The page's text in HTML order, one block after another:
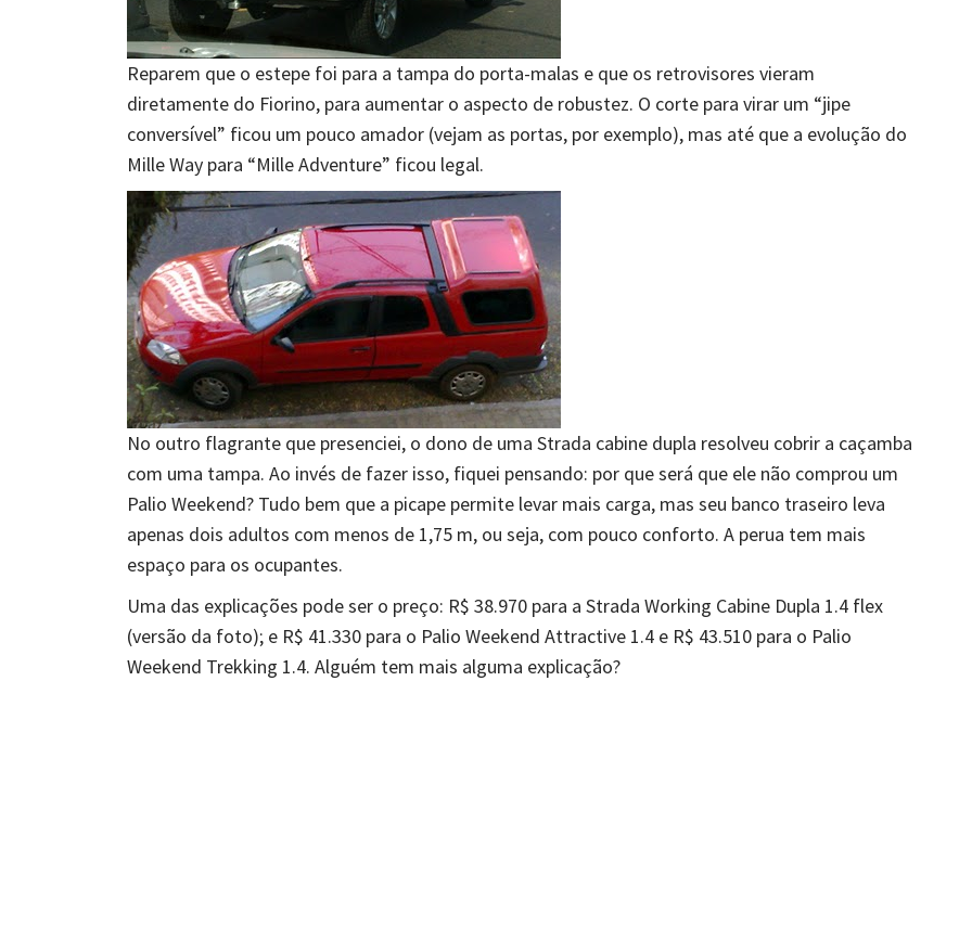
Reparem que o estepe foi para a tampa do porta-malas e que os retrovisores vieram
diretamente do Fiorino, para aumentar o aspecto de robustez. O corte para virar um “jipe
conversível” ficou um pouco amador (vejam as portas, por exemplo), mas até que a evolução do
Mille Way para “Mille Adventure” ficou legal.
No outro flagrante que presenciei, o dono de uma Strada cabine dupla resolveu cobrir a caçamba
com uma tampa. Ao invés de fazer isso, fiquei pensando: por que será que ele não comprou um
Palio Weekend? Tudo bem que a picape permite levar mais carga, mas seu banco traseiro leva
apenas dois adultos com menos de 1,75 m, ou seja, com pouco conforto. A perua tem mais
espaço para os ocupantes.
Uma das explicações pode ser o preço: R$ 38.970 para a Strada Working Cabine Dupla 1.4 flex
(versão da foto); e R$ 41.330 para o Palio Weekend Attractive 1.4 e R$ 43.510 para o Palio
Weekend Trekking 1.4. Alguém tem mais alguma explicação?